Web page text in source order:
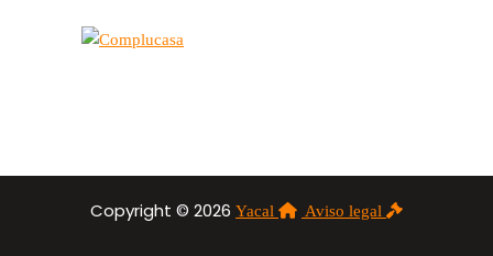
Copyright © 2026 Yacal Aviso legal